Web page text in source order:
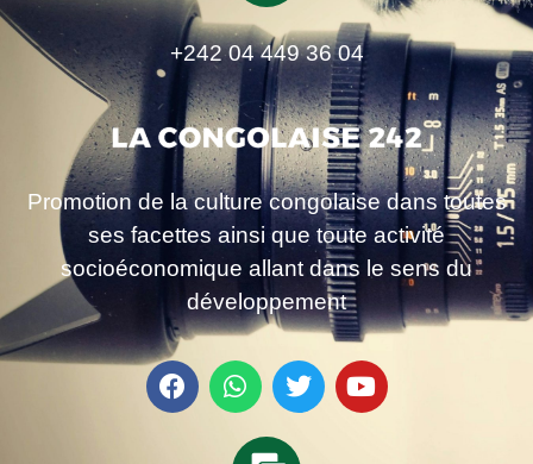
+242 04 449 36 04
Promotion de la culture congolaise dans toutes
ses facettes ainsi que toute activité
socioéconomique allant dans le sens du
développement